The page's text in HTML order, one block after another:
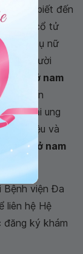
được biết đến
thư cổ tử
lẫn phụ nữ
cho người
HPV ở nam
nhẹ đến
số loại ung
dấu hiệu và
HPV ở nam
Bệnh viện Đa
liên hệ Hệ
đăng ký khám